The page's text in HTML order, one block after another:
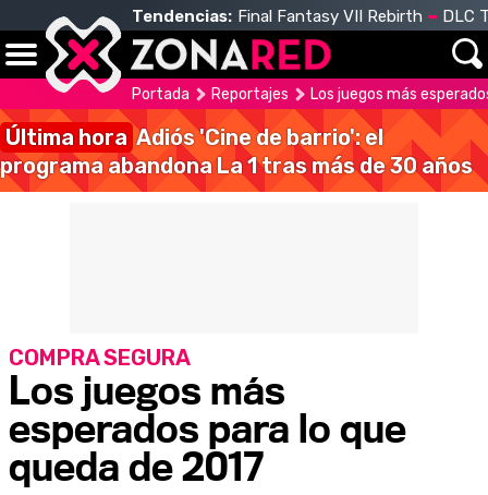
Tendencias: Final Fantasy VII Rebirth DLC
Portada Reportajes Los juegos más
Última hora Adiós 'Cine de barrio': el
programa abandona La 1 tras más de 30 años
Los juegos más
esperados para lo que
queda de 2017
COMPRA SEGURA